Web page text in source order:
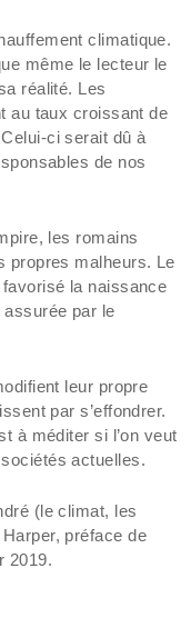
climatique.
même le lecteur le
réalité. Les
au taux croissant de
ci serait dû à
de nos
les romains
propres malheurs. Le
la naissance
par le
leur propre
par s’effondrer.
à méditer si l’on veut
actuelles.
(le climat, les
préface de
2019.